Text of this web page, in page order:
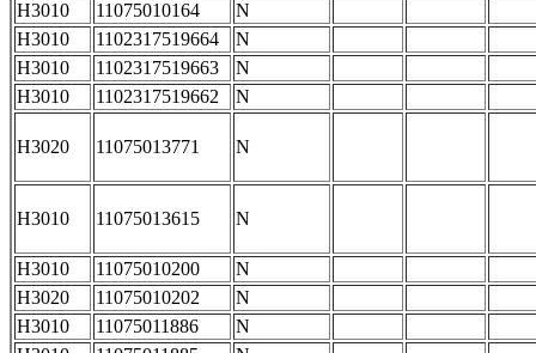
H3010
11075010164
N
H3010
1102317519664
N
H3010
1102317519663
N
H3010
1102317519662 N
H3020 11075013771 N
H3010 11075013615 N
H3010 11075010200
N
H3020
11075010202
N
H3010
11075011886
N